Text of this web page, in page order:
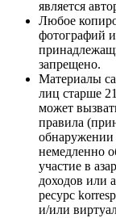
является
Любое
фотографий
запрещено.
Материалы
лиц старше
может
правила
обнаружении
немедленно
участие в
доходов или
ресурс
и/или